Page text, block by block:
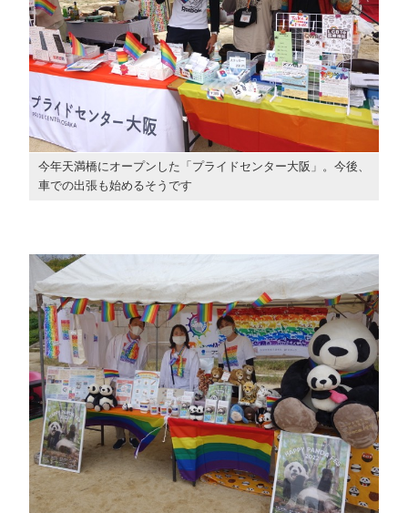
今年天満橋にオープンした「プライドセンター大阪」。今後、
車での出張も始めるそうです